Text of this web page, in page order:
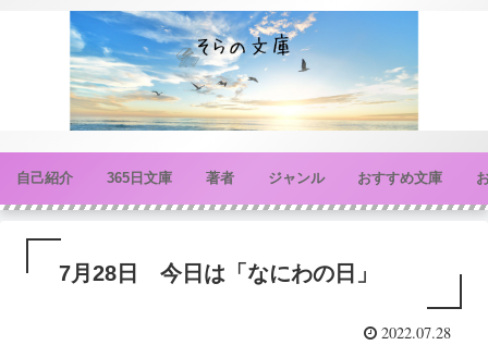
自己紹介 365日文庫 著者 ジャンル おすすめ文庫
7月28日 今日は「なにわの日」
2022.07.28